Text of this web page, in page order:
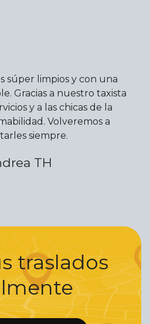
súper limpios y con una
Gracias a nuestro taxista
y a las chicas de la
Volveremos a
siempre.
TH
traslados